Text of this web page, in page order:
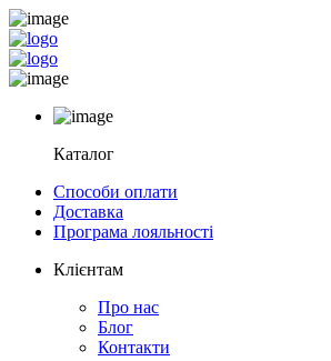
Каталог
Способи оплати
Доставка
Програма лояльності
Клієнтам
Про нас
Блог
Контакти